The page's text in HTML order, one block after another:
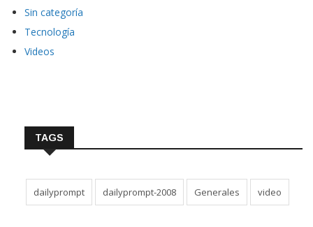
Sin categoría
Tecnología
Videos
TAGS
dailyprompt dailyprompt-2008 Generales video